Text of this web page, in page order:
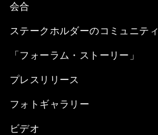
会合
ステークホルダーのコミュニティ
「フォーラム・ストーリー」
プレスリリース
フォトギャラリー
ビデオ